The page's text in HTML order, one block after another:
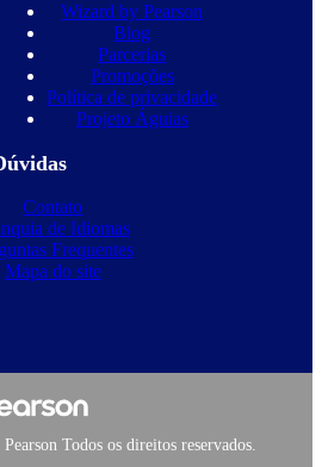
Wizard by Pearson
Blog
Parcerias
Promoções
Política de privacidade
Projeto Águias
Contato
de Idiomas
Frequentes
Mapa do site
Todos os direitos reservados.